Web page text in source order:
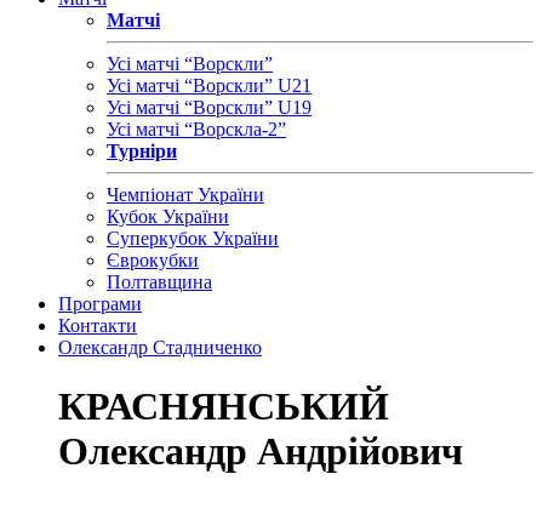
Матчі
Усі матчі “Ворскли”
Усі матчі “Ворскли” U21
Усі матчі “Ворскли” U19
Усі матчі “Ворскла-2”
Турніри
Чемпіонат України
Кубок України
Суперкубок України
Єврокубки
Полтавщина
Програми
Контакти
Олександр Стадниченко
КРАСНЯНСЬКИЙ
Олександр Андрійович